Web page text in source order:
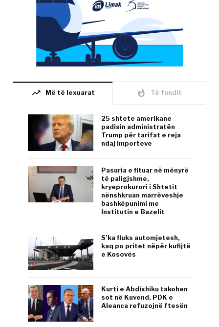
trending_up Më të lexuarat whatshot Të fundit
25 shtete amerikane
padisin administratën
Trump për tarifat e reja
ndaj importeve
Pasuria e fituar në mënyrë
të paligjshme,
kryeprokurori i Shtetit
nënshkruan marrëveshje
bashkëpunimi me
Institutin e Bazelit
S’ka fluks automjetesh,
kaq po pritet nëpër kufijtë
e Kosovës
Kurti e Abdixhiku takohen
sot në Kuvend, PDK e
Aleanca refuzojnë ftesën